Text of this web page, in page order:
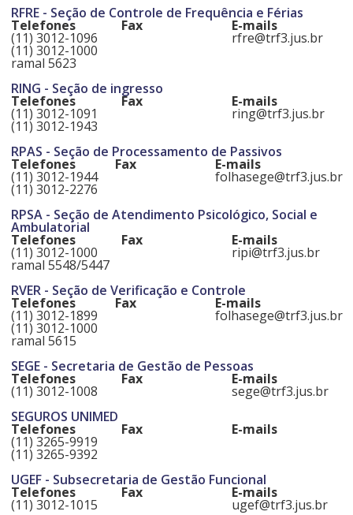
RFRE - Seção de Controle de Frequência e Férias
Telefones
(11) 3012-1096
(11) 3012-1000
ramal 5623
Fax E-mails
rfre@trf3.jus.br
RING - Seção de ingresso
Telefones
(11) 3012-1091
(11) 3012-1943
Fax E-mails
ring@trf3.jus.br
RPAS - Seção de Processamento de Passivos
Telefones
(11) 3012-1944
(11) 3012-2276
Fax E-mails
folhasege@trf3.jus.br
RPSA - Seção de Atendimento Psicológico, Social e
Ambulatorial
Telefones
(11) 3012-1000
ramal 5548/5447
Fax E-mails
ripi@trf3.jus.br
RVER - Seção de Verificação e Controle
Telefones
(11) 3012-1899
(11) 3012-1000
ramal 5615
Fax E-mails
folhasege@trf3.jus.br
SEGE - Secretaria de Gestão de Pessoas
Telefones
(11) 3012-1008
Fax E-mails
sege@trf3.jus.br
SEGUROS UNIMED
Telefones
(11) 3265-9919
(11) 3265-9392
Fax E-mails
UGEF - Subsecretaria de Gestão Funcional
Telefones
(11) 3012-1015
Fax E-mails
ugef@trf3.jus.br